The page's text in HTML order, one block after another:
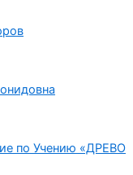
по Учению «ДРЕВО